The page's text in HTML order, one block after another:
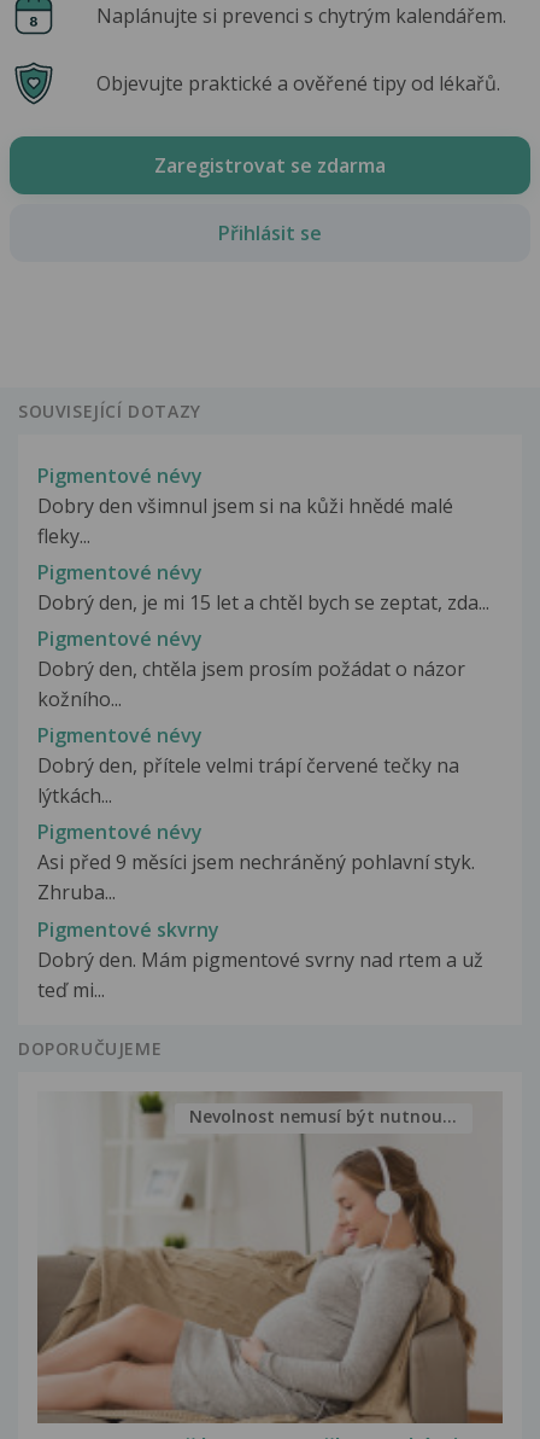
Naplánujte si prevenci s chytrým kalendářem.
Objevujte praktické a ověřené tipy od lékařů.
Zaregistrovat se zdarma
Přihlásit se
SOUVISEJÍCÍ DOTAZY
Pigmentové névy
Dobry den všimnul jsem si na kůži hnědé malé
fleky...
Pigmentové névy
Dobrý den, je mi 15 let a chtěl bych se zeptat, zda...
Pigmentové névy
Dobrý den, chtěla jsem prosím požádat o názor
kožního...
Pigmentové névy
Dobrý den, přítele velmi trápí červené tečky na
lýtkách...
Pigmentové névy
Asi před 9 měsíci jsem nechráněný pohlavní styk.
Zhruba...
Pigmentové skvrny
Dobrý den. Mám pigmentové svrny nad rtem a už
teď mi...
DOPORUČUJEME
Nevolnost nemusí být nutnou...